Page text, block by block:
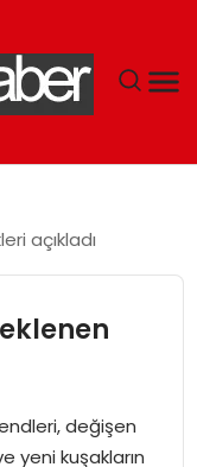
açıkladı
değişen
yeni kuşakların